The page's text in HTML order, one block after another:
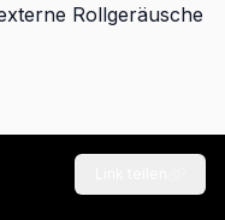
Rollgeräusche